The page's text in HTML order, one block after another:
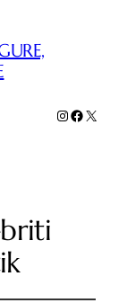
Instagram
Facebook
X